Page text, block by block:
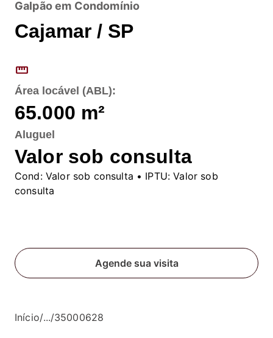
Galpão em Condomínio
Cajamar / SP
straighten
Área locável (ABL):
65.000 m²
Aluguel
Valor sob consulta
Cond:Valor sob consulta • IPTU: Valor sob
consulta
Agende sua visita
Início/.../35000628